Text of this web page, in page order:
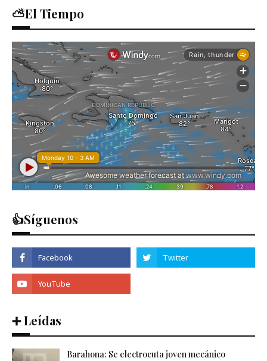
⛅El Tiempo
👍Síguenos
➕ Leídas
Barahona: Se electrocuta joven mecánico